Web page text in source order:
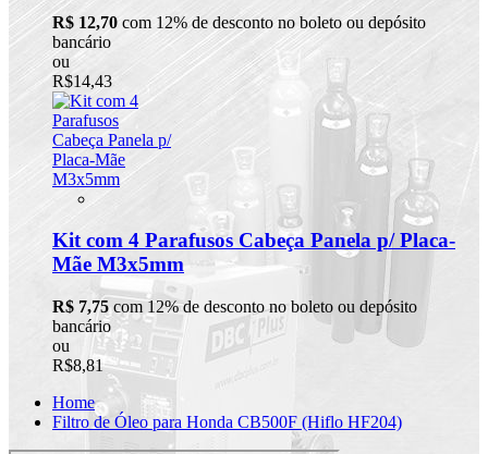
R$ 12,70 com 12% de desconto no boleto ou depósito
bancário
ou
R$14,43
Kit com 4 Parafusos Cabeça Panela p/ Placa-
Mãe M3x5mm
R$ 7,75com 12% de desconto no boleto ou depósito
bancário
ou
R$8,81
Home
Filtro de Óleo para Honda CB500F (Hiflo HF204)